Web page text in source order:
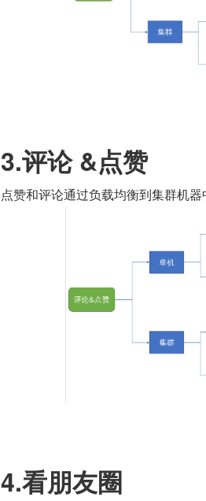
3.评论 &点赞
点赞和评论通过负载均衡到集群机
4.看朋友圈